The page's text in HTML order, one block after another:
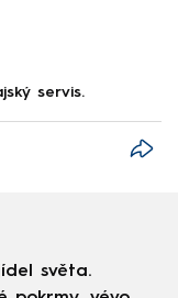
servis.
světa.